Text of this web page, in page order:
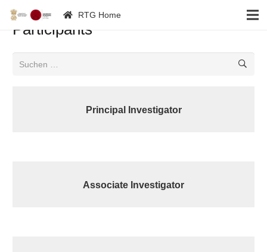
RTG Home
Participants
Principal Investigator
Show All
Associate Investigator
Show All